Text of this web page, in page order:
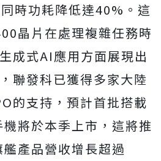
時功耗降低達40%。這
晶片在處理複雜任務時
成式AI應用方面展現出
聯發科已獲得多家大陸
的支持，預計首批搭載
將於本季上市，這將推
產品營收增長超過